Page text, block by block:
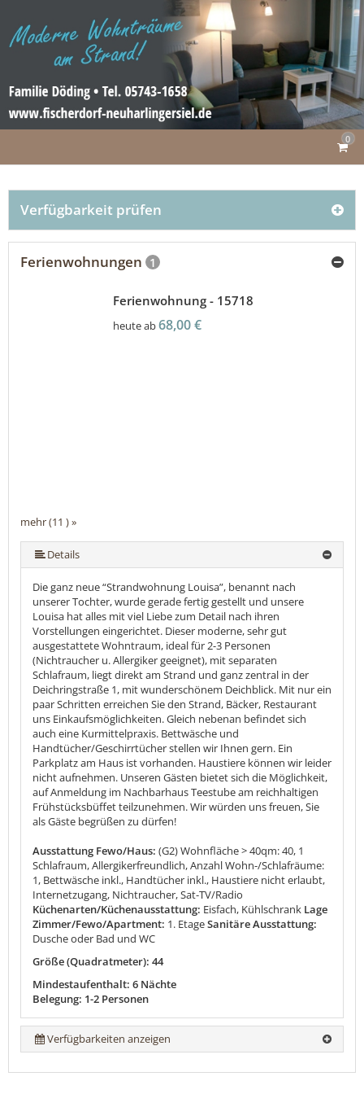
0
Verfügbarkeit prüfen
Ferienwohnungen 1
mehr (11 ) »
mehr (11 ) »
mehr (11 ) »
mehr (11 ) »
mehr (11 ) »
mehr (11 ) »
mehr (11 ) »
mehr (11 ) »
Ferienwohnung - 15718
heute ab68,00 €
Details
Die ganz neue “Strandwohnung Louisa”, benannt nach
unserer Tochter, wurde gerade fertig gestellt und unsere
Louisa hat alles mit viel Liebe zum Detail nach ihren
Vorstellungen eingerichtet. Dieser moderne, sehr gut
ausgestattete Wohntraum, ideal für 2-3 Personen
(Nichtraucher u. Allergiker geeignet), mit separaten
Schlafraum, liegt direkt am Strand und ganz zentral in der
Deichringstraße 1, mit wunderschönem Deichblick. Mit nur ein
paar Schritten erreichen Sie den Strand, Bäcker, Restaurant
uns Einkaufsmöglichkeiten. Gleich nebenan befindet sich
auch eine Kurmittelpraxis. Bettwäsche und
Handtücher/Geschirrtücher stellen wir Ihnen gern. Ein
Parkplatz am Haus ist vorhanden. Haustiere können wir leider
nicht aufnehmen. Unseren Gästen bietet sich die Möglichkeit,
auf Anmeldung im Nachbarhaus Teestube am reichhaltigen
Frühstücksbüffet teilzunehmen. Wir würden uns freuen, Sie
als Gäste begrüßen zu dürfen!
Ausstattung Fewo/Haus: (G2) Wohnfläche > 40qm: 40, 1
Schlafraum, Allergikerfreundlich, Anzahl Wohn-/Schlafräume:
1, Bettwäsche inkl., Handtücher inkl., Haustiere nicht erlaubt,
Internetzugang, Nichtraucher, Sat-TV/Radio
Küchenarten/Küchenausstattung: Eisfach, Kühlschrank Lage
Zimmer/Fewo/Apartment: 1. EtageSanitäre Ausstattung:
Dusche oder Bad und WC
Größe (Quadratmeter): 44
Mindestaufenthalt: 6 Nächte
Belegung: 1-2 Personen
Verfügbarkeiten anzeigen